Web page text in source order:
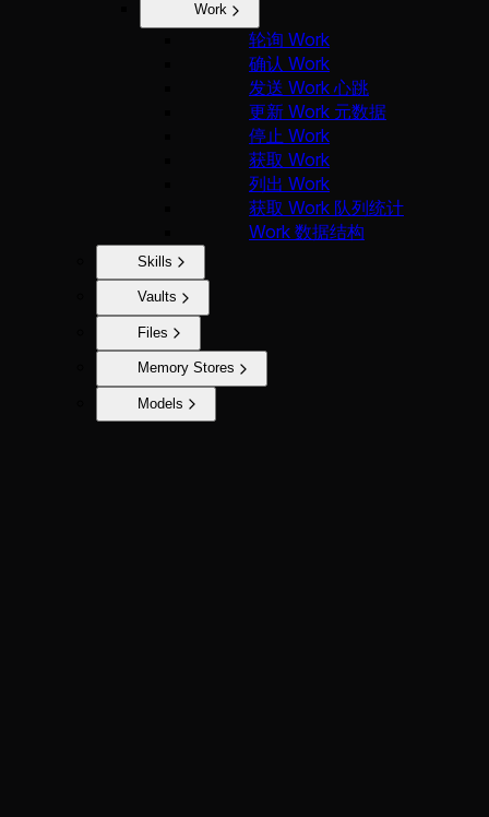
Work
轮询 Work
确认 Work
发送 Work 心跳
更新 Work 元数据
停止 Work
获取 Work
列出 Work
获取 Work 队列统计
Work 数据结构
Skills
Vaults
Files
Memory Stores
Models